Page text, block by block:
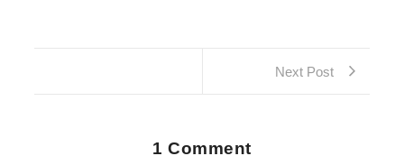
Next Post
1 Comment